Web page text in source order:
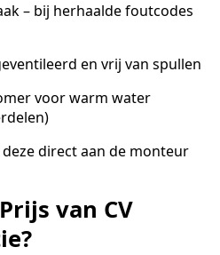
– bij herhaalde foutcodes
en vrij van spullen
voor warm water
direct aan de monteur
van CV